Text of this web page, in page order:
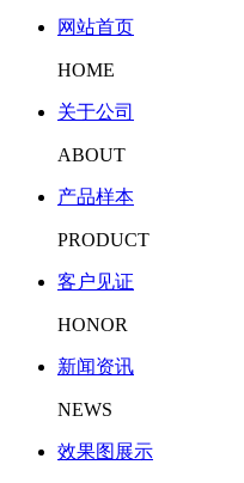
网站首页
HOME
关于公司
ABOUT
产品样本
PRODUCT
客户见证
HONOR
新闻资讯
NEWS
效果图展示